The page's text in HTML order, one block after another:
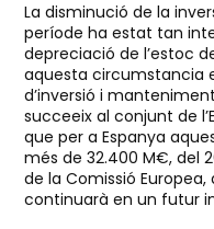
La disminució de la
període ha estat tan
depreciació de l’estoc
aquesta circumstancia
d’inversió i
succeeix al conjunt de
que per a Espanya
més de 32.400 M€, del
de la Comissió
continuarà en un futur